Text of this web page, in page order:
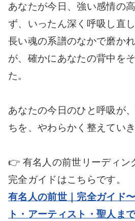
あなたが今日、強い感情の
ず、いったん深く呼吸し直
長い魂の系譜のなかで磨か
が、確かにあなたの背中を
た。
あなたの今日のひと呼吸が
ちを、やわらかく整えてい
👉 有名人の前世リーディン
完全ガイドはこちらです。
有名人の前世｜完全ガイド
ト・アーティスト・聖人ま